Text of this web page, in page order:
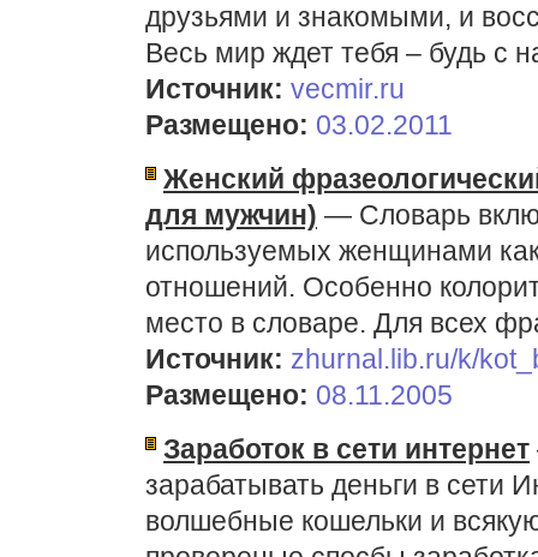
друзьями и знакомыми, и
Весь мир ждет тебя – будь с
Источник: vecmir.ru
Размещено: 03.02.2011
Женский
для мужчин) — Словарь
используемых женщинами
отношений. Особенно
место в словаре. Для всех
Источник: zhurnal.lib.ru/k/
Размещено: 08.11.2005
Заработок в сети интернет
зарабатывать деньги в сети
волшебные кошельки и